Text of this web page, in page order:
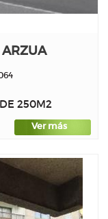
250M2
Ver más